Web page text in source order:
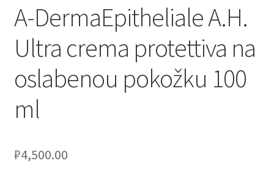
A-DermaEpitheliale A.H.
Ultra crema protettiva na
oslabenou pokožku 100
ml
₽4,500.00